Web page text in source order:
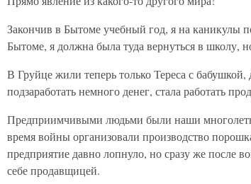
Закончив в Бытоме учебный год, я на каникулы
Бытоме, я должна была туда вернуться в школу,
В Груйце жили теперь только Тереса с
подзаработать немного денег, стала работать
Предприимчивыми людьми были наши
время войны организовали производство
предприятие давно лопнуло, но сразу же после
себе продавщицей.